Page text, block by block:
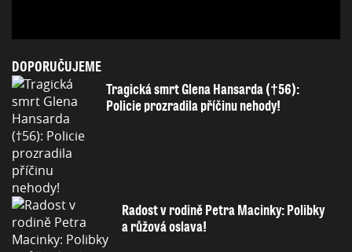
DOPORUČUJEME
Tragická smrt Glena Hansarda (†56):
Policie prozradila příčinu nehody!
Radost v rodině Petra Macinky: Polibky
a růžová oslava!